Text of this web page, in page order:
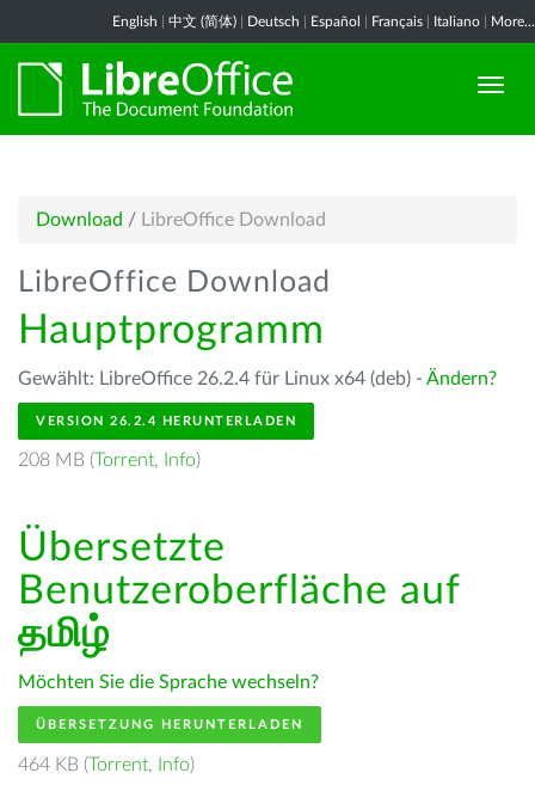
English 中文 (简体) Deutsch Español Français Italiano More...
Download / LibreOffice Download
LibreOffice Download
Hauptprogramm
Gewählt: LibreOffice 26.2.4 für Linux x64 (deb) - Ändern?
VERSION 26.2.4 HERUNTERLADEN
208 MB (Torrent, Info)
Übersetzte
Benutzeroberfläche auf
தமிழ்
Möchten Sie die Sprache wechseln?
ÜBERSETZUNG HERUNTERLADEN
464 KB (Torrent, Info)